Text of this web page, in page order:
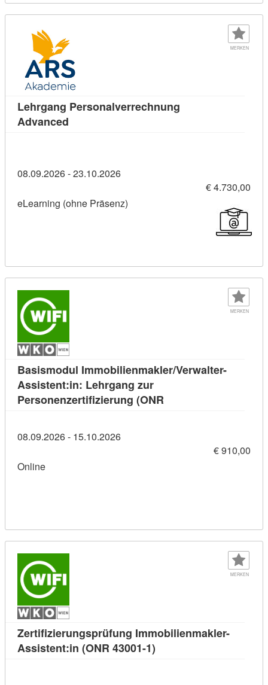
MERKEN
Lehrgang Personalverrechnung
Advanced
08.09.2026 - 23.10.2026
€ 4.730,00
eLearning (ohne Präsenz)
MERKEN
Basismodul Immobilienmakler/Verwalter-
Assistent:in: Lehrgang zur
Personenzertifizierung (ONR
08.09.2026 - 15.10.2026
€ 910,00
Online
MERKEN
Zertifizierungsprüfung Immobilienmakler-
Assistent:in (ONR 43001-1)